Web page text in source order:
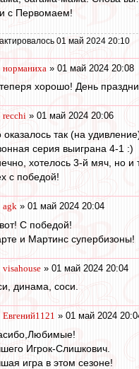
с Первомаем!
01 май 2024 20:10
норманиха » 01 май 2024 20:08
хорошо! День
recchi » 01 май 2024 20:06
оказалось так (на
серия выиграна 4-1 :)
хотелось 3-й мяч, но и
с победой!
agk » 01 май 2024 20:04
С победой!
и Мартинс супербизоны!
visahouse » 01 май 2024 20:04
динама, соси.
Евгений1121 » 01 май 2024
Игрок-Слишкович.
игра в этом сезоне!